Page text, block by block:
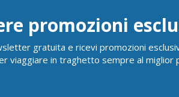
promozioni
gratuita e ricevi promozioni
viaggiare in traghetto sempre al miglior